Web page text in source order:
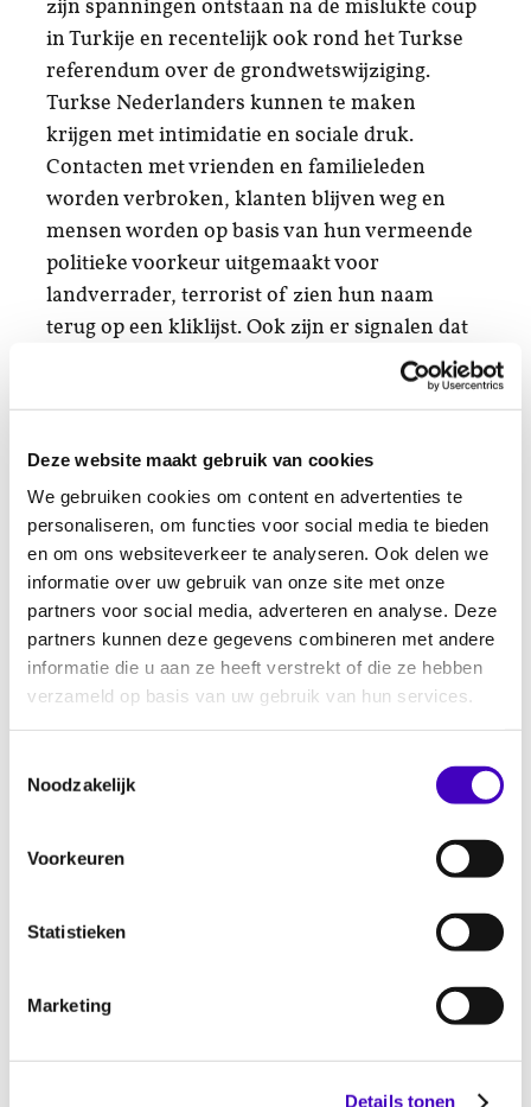
Deze website maakt gebruik van cookies
We gebruiken cookies om content en advertenties te
personaliseren, om functies voor social media te bieden
en om ons websiteverkeer te analyseren. Ook delen we
informatie over uw gebruik van onze site met onze
partners voor social media, adverteren en analyse. Deze
partners kunnen deze gegevens combineren met andere
informatie die u aan ze heeft verstrekt of die ze hebben
verzameld op basis van uw gebruik van hun services.
Noodzakelijk
Voorkeuren
Statistieken
Marketing
Details tonen
zijn spanningen ontstaan na de mislukte coup
in Turkije en recentelijk ook rond het Turkse
referendum over de grondwetswijziging.
Turkse Nederlanders kunnen te maken
krijgen met intimidatie en sociale druk.
Contacten met vrienden en familieleden
worden verbroken, klanten blijven weg en
mensen worden op basis van hun vermeende
politieke voorkeur uitgemaakt voor
landverrader, terrorist of zien hun naam
terug op een kliklijst. Ook zijn er signalen dat
Turkse Nederlanders bang zijn om naar
Turkije te reizen of vrezen voor het lot van
maken met intimidaties, bedreigingen,
beledigingen, discriminatie of heeft u het
gevoel te worden uitgesloten? Neem dan
contact op met RADAR.
Over Radar
RADAR is een onafhankelijk bureau voor
klachten over discriminatie. Onze
klachtbehandelaars registreren incidenten
desgewenst anoniem en geven waar nodig
is strikt vertrouwelijk.
U kunt ons bereiken via:
WhatsApp: 06 -21968889